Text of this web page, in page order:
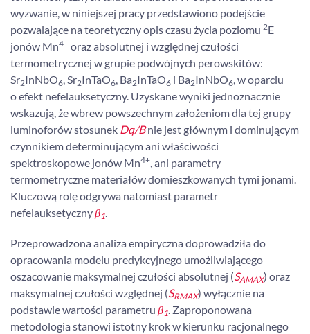
wyzwanie, w niniejszej pracy przedstawiono podejście
pozwalające na teoretyczny opis czasu życia poziomu 2E
jonów Mn4+ oraz absolutnej i względnej czułości
termometrycznej w grupie podwójnych perowskitów:
Sr2InNbO6, Sr2InTaO6, Ba2InTaO6 i Ba2InNbO6, w oparciu
o efekt nefelauksetyczny. Uzyskane wyniki jednoznacznie
wskazują, że wbrew powszechnym założeniom dla tej grupy
luminoforów stosunek Dq/Bnie jest głównym i dominującym
czynnikiem determinującym ani właściwości
spektroskopowe jonów Mn4+, ani parametry
termometryczne materiałów domieszkowanych tymi jonami.
Kluczową rolę odgrywa natomiast parametr
nefelauksetycznyβ1.
Przeprowadzona analiza empiryczna doprowadziła do
opracowania modelu predykcyjnego umożliwiającego
oszacowanie maksymalnej czułości absolutnej (SAMAX) oraz
maksymalnej czułości względnej (SRMAX) wyłącznie na
podstawie wartości parametru β1. Zaproponowana
metodologia stanowi istotny krok w kierunku racjonalnego